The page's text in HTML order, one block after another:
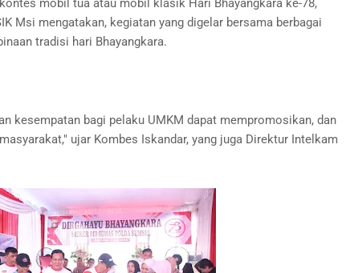
mobil tua atau mobil klasik Hari Bhayangkara ke-78,
Msi mengatakan, kegiatan yang digelar bersama berbagai
tradisi hari Bhayangkara.
kesempatan bagi pelaku UMKM dapat mempromosikan, dan
ujar Kombes Iskandar, yang juga Direktur Intelkam